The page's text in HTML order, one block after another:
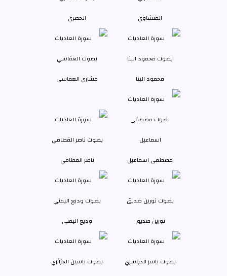
المنشاوي الحصري
محمود البنا مشاري العفاسي
مصطفى اسماعيل ناصر القطامي
نورين صديق وديع اليمني